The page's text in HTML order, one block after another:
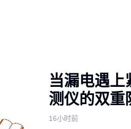
当漏电遇上
测仪的双重
16小时前